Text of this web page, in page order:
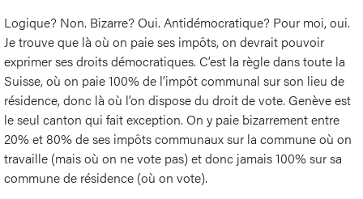
Logique? Non. Bizarre? Oui. Antidémocratique? Pour moi, oui.
Je trouve que là où on paie ses impôts, on devrait pouvoir
exprimer ses droits démocratiques. C’est la règle dans toute la
Suisse, où on paie 100% de l’impôt communal sur son lieu de
résidence, donc là où l’on dispose du droit de vote. Genève est
le seul canton qui fait exception. On y paie bizarrement entre
20% et 80% de ses impôts communaux sur la commune où on
travaille (mais où on ne vote pas) et donc jamais 100% sur sa
commune de résidence (où on vote).